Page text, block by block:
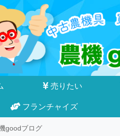
売りたい
フランチャイズ
goodブログ